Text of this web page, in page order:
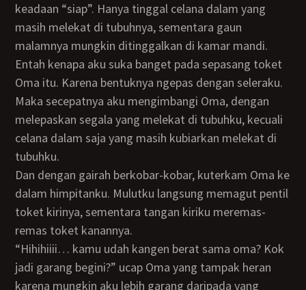
keadaan “siap”. Hanya tinggal celana dalam yang
masih melekat di tubuhnya, sementara gaun
malamnya mungkin ditinggalkan di kamar mandi.
Entah kenapa aku suka banget pada sepasang toket
Oma itu. Karena bentuknya ngepas dengan seleraku.
Maka secepatnya aku mengimbangi Oma, dengan
melepaskan segala yang melekat di tubuhku, kecuali
celana dalam saja yang masih kubiarkan melekat di
tubuhku.
Dan dengan gairah berkobar-kobar, kuterkam Oma ke
dalam himpitanku. Mulutku langsung memagut pentil
toket kirinya, sementara tangan kiriku meremas-
remas toket kanannya.
“Hihihiiii… kamu udah kangen berat sama oma? Kok
jadi garang begini?” ucap Oma yang tampak heran
karena mungkin aku lebih garang daripada yang